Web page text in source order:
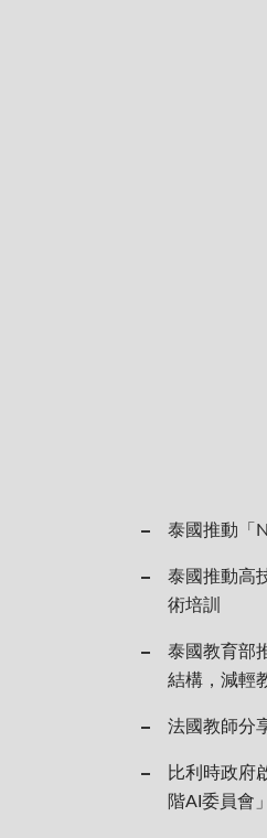
泰國推動「
泰國推動高
術培訓
泰國教育部
結構，減輕
法國教師分
比利時政府
階AI委員會」